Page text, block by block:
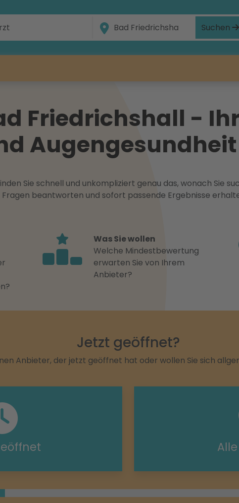
Suchen
Friedrichshall -
Augengesundheit
Sie schnell und unkompliziert genau das, wonach Sie
beantworten und sofort passende Ergebnisse
Was Sie wollen
Welche Mindestbewertung
erwarten Sie von Ihrem
Anbieter?
Jetzt geöffnet?
Anbieter, der jetzt geöffnet hat oder wollen Sie sich